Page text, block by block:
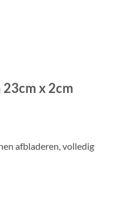
x 2cm
afbladeren, volledig